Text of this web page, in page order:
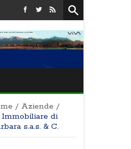
/ Aziende /
di
s.a.s. & C.